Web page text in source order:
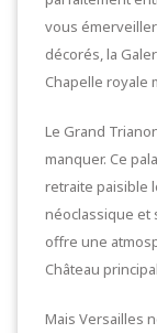
vous
décorés, la
Chapelle royale
Le Grand
manquer. Ce
retraite paisible
néoclassique et
offre une
Château
Mais Versailles